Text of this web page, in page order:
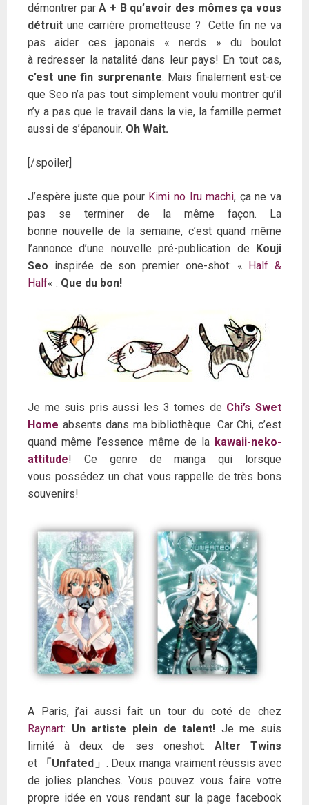
démontrer parA + B qu’avoir des mômes ça vous
détruit une carrière prometteuse ? Cette fin ne va
pas aider ces japonais « nerds » du boulot
à redresser la natalité dans leur pays! En tout cas,
c’est une fin surprenante. Mais finalement est-ce
que Seo n’a pas tout simplement voulu montrer qu’il
n’y a pas que le travail dans la vie, la famille permet
aussi de s’épanouir. Oh Wait.
[/spoiler]
J’espère juste que pour Kimi no Iru machi, ça ne va
pas se terminer de la même façon. La
bonne nouvelle de la semaine, c’est quand même
l’annonce d’une nouvelle pré-publication de Kouji
Seo inspirée de son premier one-shot: « Half &
Half« . Que du bon!
Je me suis pris aussi les 3 tomes de Chi’s Swet
Home absents dans ma bibliothèque. Car Chi, c’est
quand même l’essence même de la kawaii-neko-
attitude! Ce genre de manga qui lorsque
vous possédez un chat vous rappelle de très bons
souvenirs!
A Paris, j’ai aussi fait un tour du coté de chez
Raynart: Un artiste plein de talent! Je me suis
limité à deux de ses oneshot: Alter Twins
et
「Unfated」 . Deux manga vraiment réussis avec
de jolies planches. Vous pouvez vous faire votre
propre idée en vous rendant sur la page facebook